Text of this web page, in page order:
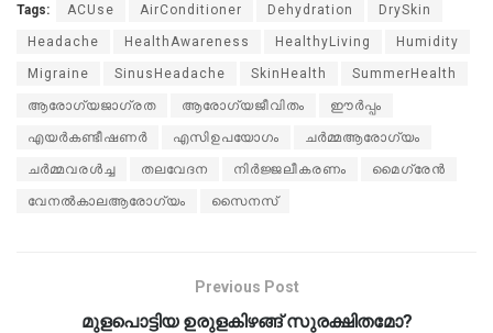
Tags: ACUse AirConditioner Dehydration DrySkin
Headache HealthAwareness HealthyLiving Humidity
Migraine SinusHeadache SkinHealth SummerHealth
ആരോഗ്യജാഗ്രത ആരോഗ്യജീവിതം ഈർപ്പം
എയർകണ്ടീഷണർ എസിഉപയോഗം ചർമ്മആരോഗ്യം
ചർമ്മവരൾച്ച തലവേദന നിർജ്ജലീകരണം മൈഗ്രേൻ
വേനൽകാലആരോഗ്യം സൈനസ്
Previous Post
മുളപൊട്ടിയ ഉരുളകിഴങ്ങ് സുരക്ഷിതമോ?